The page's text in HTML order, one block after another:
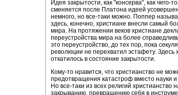
Идея закрытости, как "консерва", как чего-
сменяется после Платона идеей
немного, но все-таки можно. Поппер
здесь, конечно, христиане внесли самый
мира. На протяжении веков христиане
переустройства мира на более
это переустройство, до тех пор, пока
революции не перехватил эстафету. Здесь
откатилось в состояние закрытости.
Кому-то нравится, что христианство не
предотвращения катастроф вместо науки
Но все-таки из всех религий христианство
закрыванию, превращению себя в